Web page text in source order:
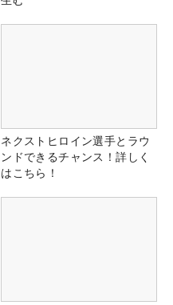
ネクストヒロイン選手とラウ
ンドできるチャンス！詳しく
はこちら！